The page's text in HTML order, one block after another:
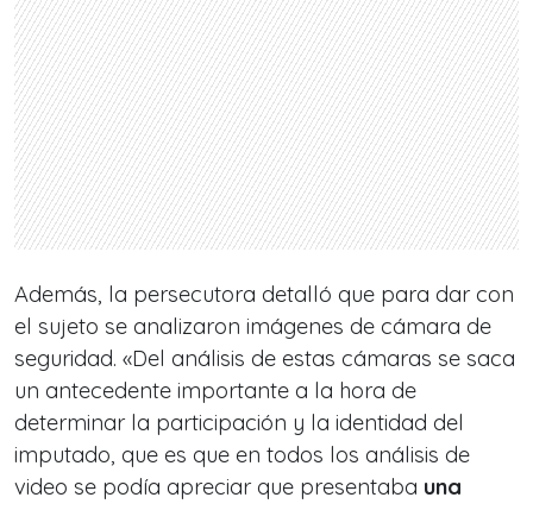
Además, la persecutora detalló que para dar con
el sujeto se analizaron imágenes de cámara de
seguridad. «Del análisis de estas cámaras se saca
un antecedente importante a la hora de
determinar la participación y la identidad del
imputado, que es que en todos los análisis de
video se podía apreciar que presentaba una